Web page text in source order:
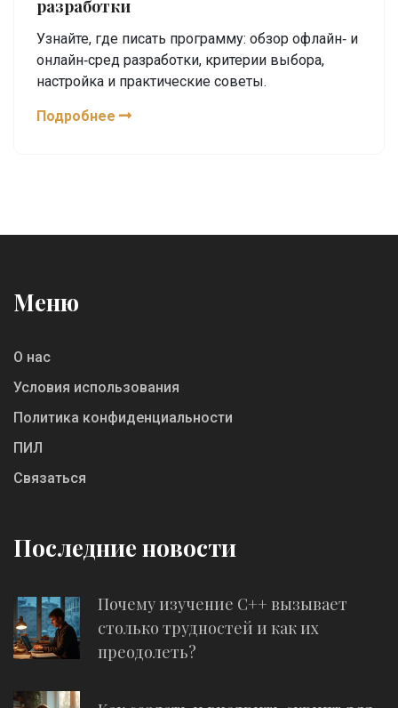
разработки
Узнайте, где писать программу: обзор офлайн‑ и
онлайн‑сред разработки, критерии выбора,
настройка и практические советы.
Подробнее
Меню
О нас
Условия использования
Политика конфиденциальности
ПИЛ
Связаться
Последние новости
Почему изучение C++ вызывает
столько трудностей и как их
преодолеть?